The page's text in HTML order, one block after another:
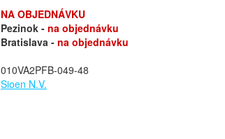
NA OBJEDNÁVKU
Pezinok - na objednávku
Bratislava - na objednávku
010VA2PFB-049-48
Sioen N.V.